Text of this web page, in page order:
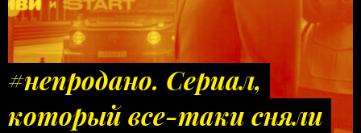
#непродано. Сериал,
который все-таки сняли